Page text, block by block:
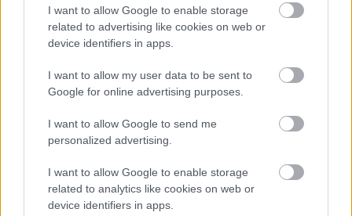
I want to allow Google to enable storage
related to advertising like cookies on web or
device identifiers in apps.
I want to allow my user data to be sent to
Google for online advertising purposes.
I want to allow Google to send me
personalized advertising.
I want to allow Google to enable storage
related to analytics like cookies on web or
device identifiers in apps.